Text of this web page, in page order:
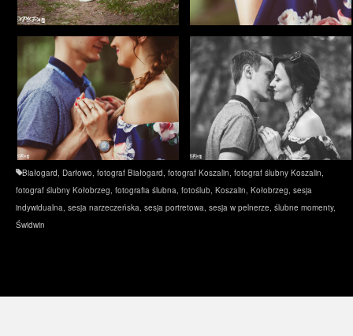
Białogard, Darłowo, fotograf Białogard, fotograf Koszalin, fotograf ślubny Koszalin,
fotograf ślubny Kołobrzeg, fotografia ślubna, fotoślub, Koszalin, Kołobrzeg, sesja
indywidualna, sesja narzeczeńska, sesja portretowa, sesja w pelnerze, ślubne momenty,
Świdwin